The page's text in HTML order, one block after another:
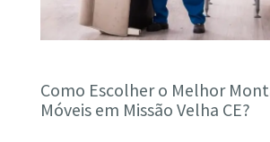
Como Escolher o Melhor
Móveis em Missão Velha CE?